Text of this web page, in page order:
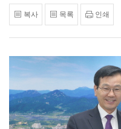
복사 목록 인쇄